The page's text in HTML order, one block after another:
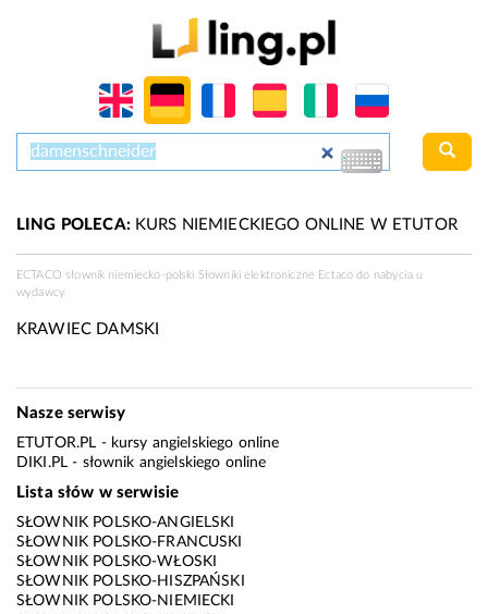
LING POLECA:KURS NIEMIECKIEGO ONLINE W ETUTOR
ECTACO słownik niemiecko-polski Słowniki elektroniczne Ectaco do nabycia u
wydawcy
KRAWIEC DAMSKI
Nasze serwisy
ETUTOR.PL - kursy angielskiego online
DIKI.PL - słownik angielskiego online
Lista słów w serwisie
SŁOWNIK POLSKO-ANGIELSKI
SŁOWNIK POLSKO-FRANCUSKI
SŁOWNIK POLSKO-WŁOSKI
SŁOWNIK POLSKO-HISZPAŃSKI
SŁOWNIK POLSKO-NIEMIECKI